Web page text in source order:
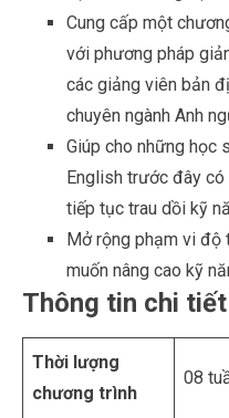
Cung cấp một
với phương pháp
các giảng viên bản
chuyên ngành Anh
Giúp cho những học
English trước đây
tiếp tục trau dồi kỹ
Mở rộng phạm vi độ
muốn nâng cao kỹ
Thông tin chi
Thời lượng
chương trình
08